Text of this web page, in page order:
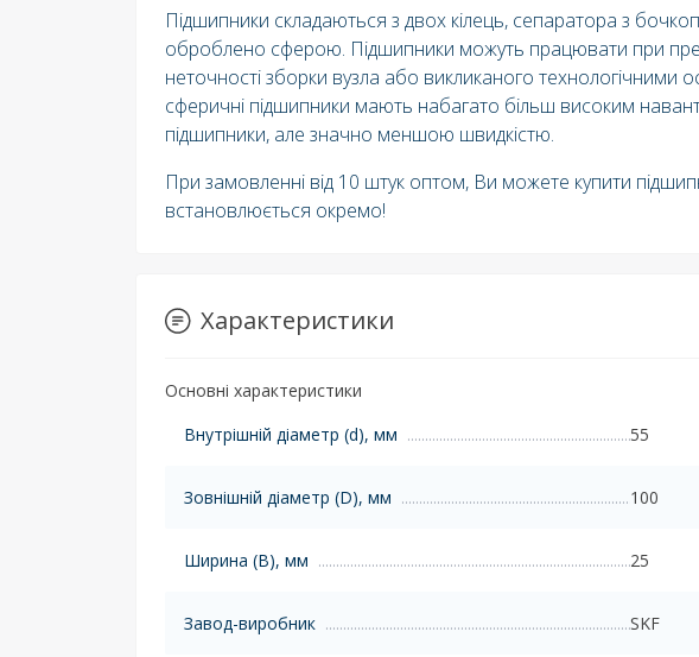
Підшипники складаються з двох кілець, сепаратора з
оброблено сферою. Підшипники можуть працювати при
неточності зборки вузла або викликаного технологічними
сферичні підшипники мають набагато більш високим
підшипники, але значно меншою швидкістю.
При замовленні від 10 штук оптом, Ви можете купити
встановлюється окремо!
Характеристики
Основні характеристики
Внутрішній діаметр (d), мм
55
Зовнішній діаметр (D), мм 100
Ширина (B), мм 25
Завод-виробник SKF